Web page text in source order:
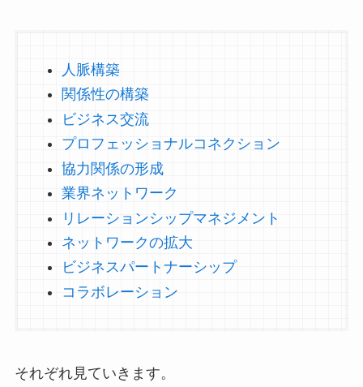
人脈構築
関係性の構築
ビジネス交流
プロフェッショナルコネクション
協力関係の形成
業界ネットワーク
リレーションシップマネジメント
ネットワークの拡大
ビジネスパートナーシップ
コラボレーション
それぞれ見ていきます。